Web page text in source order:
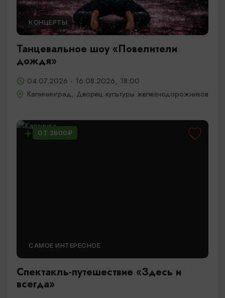
КОНЦЕРТЫ
Танцевальное шоу «Повелители
дождя»
04.07.2026 - 16.08.2026, 18:00
Калининград, Дворец культуры железнодорожников
ОТ 2800₽
САМОЕ ИНТЕРЕСНОЕ
Спектакль-путешествие «Здесь и
всегда»